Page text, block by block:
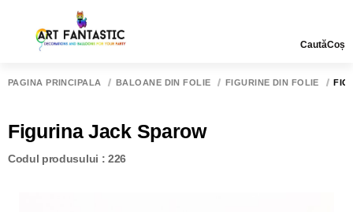
CautăCoș
PAGINA PRINCIPALĂ BALOANE DIN FOLIE FIGURINE DIN FOLIE
Figurina Jack Sparow
Codul produsului : 226